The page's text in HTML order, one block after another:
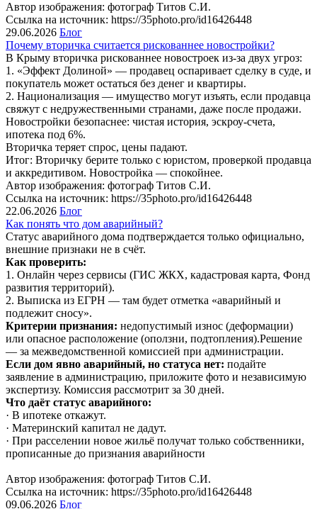
Автор изображения: фотограф Титов С.И.
Ссылка на источник: https://35photo.pro/id16426448
29.06.2026 Блог
Почему вторичка считается рискованнее новостройки?
В Крыму вторичка рискованнее новостроек из-за двух угроз:
1. «Эффект Долиной» — продавец оспаривает сделку в суде, и
покупатель может остаться без денег и квартиры.
2. Национализация — имущество могут изъять, если продавца
свяжут с недружественными странами, даже после продажи.
Новостройки безопаснее: чистая история, эскроу-счета,
ипотека под 6%.
Вторичка теряет спрос, цены падают.
Итог: Вторичку берите только с юристом, проверкой продавца
и аккредитивом. Новостройка — спокойнее.
Автор изображения: фотограф Титов С.И.
Ссылка на источник: https://35photo.pro/id16426448
22.06.2026 Блог
Как понять что дом аварийный?
Статус аварийного дома подтверждается только официально,
внешние признаки не в счёт.
Как проверить:
1. Онлайн через сервисы (ГИС ЖКХ, кадастровая карта, Фонд
развития территорий).
2. Выписка из ЕГРН — там будет отметка «аварийный и
подлежит сносу».
Критерии признания: недопустимый износ (деформации)
или опасное расположение (оползни, подтопления).Решение
— за межведомственной комиссией при администрации.
Если дом явно аварийный, но статуса нет: подайте
заявление в администрацию, приложите фото и независимую
экспертизу. Комиссия рассмотрит за 30 дней.
Что даёт статус аварийного:
· В ипотеке откажут.
· Материнский капитал не дадут.
· При расселении новое жильё получат только собственники,
прописанные до признания аварийности
Автор изображения: фотограф Титов С.И.
Ссылка на источник: https://35photo.pro/id16426448
09.06.2026 Блог